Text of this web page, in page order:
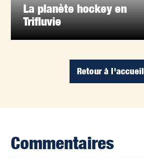
La planète hockey en
Trifluvie
Retour à l'accueil
Commentaires